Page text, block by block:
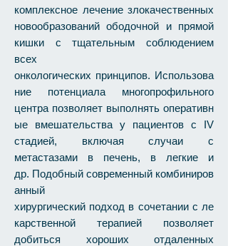
комплексное лечение злокачественных
новообразований ободочной и прямой
кишки с тщательным соблюдением
всех
онкологических принципов. Использова
ние потенциала многопрофильного
центра позволяет выполнять оперативн
ые вмешательства у пациентов с IV
стадией, включая случаи с
метастазами в печень, в легкие и
др. Подобный современный комбиниров
анный
хирургический подход в сочетании с ле
карственной терапией позволяет
добиться хороших отдаленных